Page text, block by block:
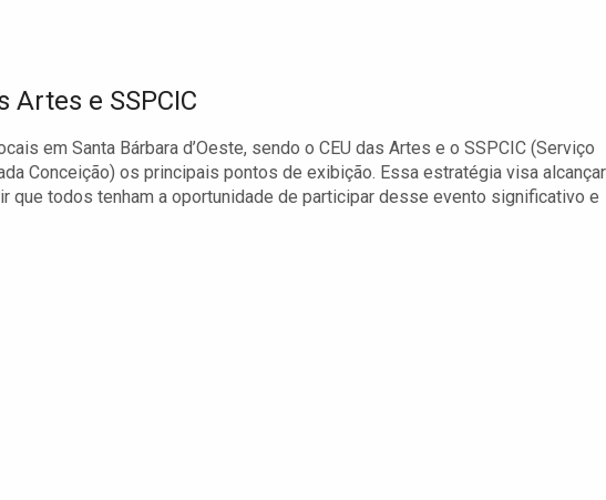
Artes e SSPCIC
em Santa Bárbara d’Oeste, sendo o CEU das Artes e o SSPCIC (Serviço
Conceição) os principais pontos de exibição. Essa estratégia visa alcançar
que todos tenham a oportunidade de participar desse evento significativo e